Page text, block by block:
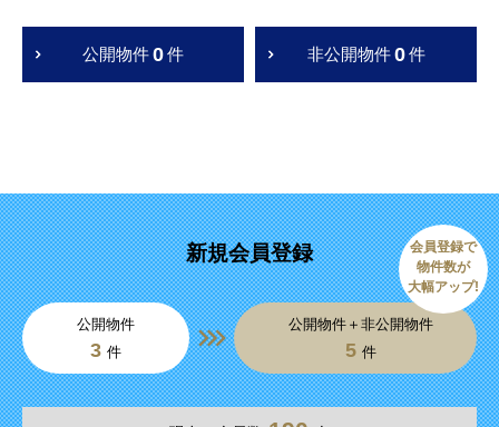
公開物件0件 非公開物件 0 件
新規会員登録
公開物件
3 件
公開物件＋非公開物件
5 件
会員登録で
物件数が
大幅アップ!